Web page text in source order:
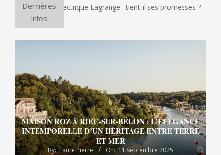
Dernières
infos
à pizza électrique Lagrange : tient-il ses promesses ?
MAISON ROZ À RIEC-SUR-BÉLON : L’ÉLÉGANCE
INTEMPORELLE D’UN HÉRITAGE ENTRE TERRE
ET MER
By: Laure Pierre On: 11 septembre 2025